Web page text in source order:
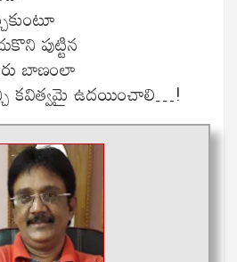
పుట్టిన
బాణంలా
కవిత్వమై ఉదయించాలి…!